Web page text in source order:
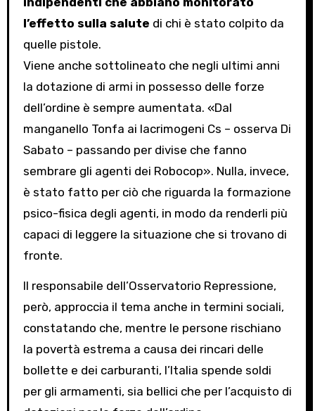
l’effetto sulla salute di chi è stato colpito da
quelle pistole.
Viene anche sottolineato che negli ultimi anni
la dotazione di armi in possesso delle forze
dell’ordine è sempre aumentata. «Dal
manganello Tonfa ai lacrimogeni Cs – osserva Di
Sabato – passando per divise che fanno
sembrare gli agenti dei Robocop». Nulla, invece,
è stato fatto per ciò che riguarda la formazione
psico-fisica degli agenti, in modo da renderli più
capaci di leggere la situazione che si trovano di
fronte.
Il responsabile dell’Osservatorio Repressione,
però, approccia il tema anche in termini sociali,
constatando che, mentre le persone rischiano
la povertà estrema a causa dei rincari delle
bollette e dei carburanti, l’Italia spende soldi
per gli armamenti, sia bellici che per l’acquisto di